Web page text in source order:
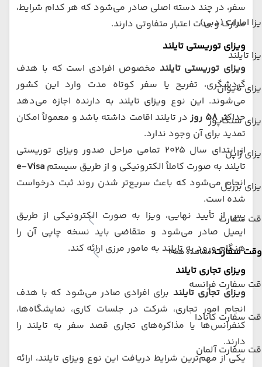
امارات (دبی)
تایلند
تایوان
سنگاپور
ژاپن
برزیل
سفارت
وقت سفارت(مشاهده همه)
سفارت فرانسه
سفارت کانادا
سفارت آلمان
سفر، در چند دسته اصلی صادر می‌شود که هر کدام شرایط،
مدارک و مدت اعتبار متفاوتی دارند.
ویزای توریستی تایلند
ویزای توریستی تایلند مخصوص افرادی است که با هدف
گردشگری، تفریح یا سفر کوتاه مدت وارد این کشور
می‌شوند. این نوع ویزای تایلند به دارنده اجازه می‌دهد
حداکثر۵۸ روز
در تایلند اقامت داشته باشد و معمولاً امکان
تمدید برای آن وجود ندارد.
از ابتدای سال ۲۰۲۵ تمامی مراحل صدور ویزای توریستی
تایلند به صورت کاملاً الکترونیکی و از طریق سیستم e-Visa
انجام می‌شود که باعث سریع‌تر شدن روند ثبت درخواست
شده است.
پس از تأیید نهایی، ویزا به صورت الکترونیکی از طریق
ایمیل صادر می‌شود و متقاضی باید نسخه چاپی آن را
هنگام ورود به تایلند به مامور مرزی ارائه کند.
ویزای تجاری تایلند
ویزای تجاری تایلند برای افرادی صادر می‌شود که با هدف
انجام امور تجاری، شرکت در جلسات کاری، نمایشگاه‌ها،
کنفرانس‌ها یا مذاکره‌های تجاری قصد سفر به تایلند را
دارند.
یکی از مهم‌ترین شرایط دریافت این نوع ویزای تایلند، ارائه